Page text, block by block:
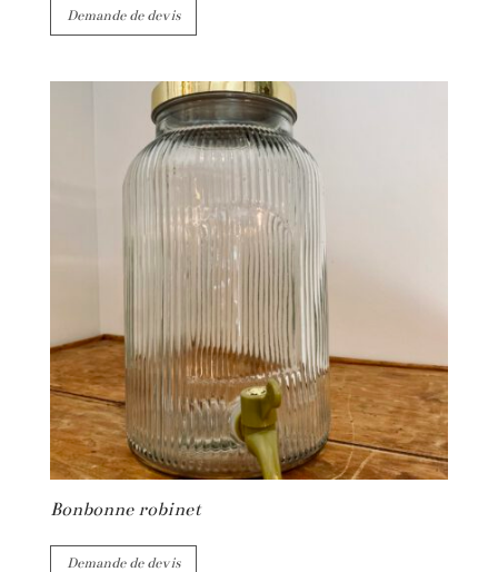
Demande de devis
Bonbonne robinet
Demande de devis